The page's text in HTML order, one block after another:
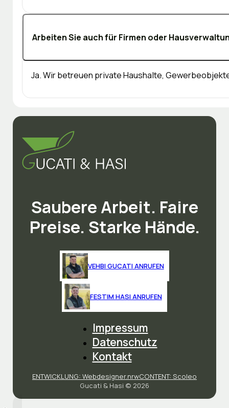
Arbeiten Sie auch für Firmen oder
Ja. Wir betreuen private Haushalte,
Saubere Arbeit. Faire
Preise. Starke Hände.
VEHBI GUCATI ANRUFEN
FESTIM HASI ANRUFEN
Impressum
Datenschutz
Kontakt
Gucati & Hasi © 2026
ENTWICKLUNG: Webdesigner.nrwCONTENT: Scoleo